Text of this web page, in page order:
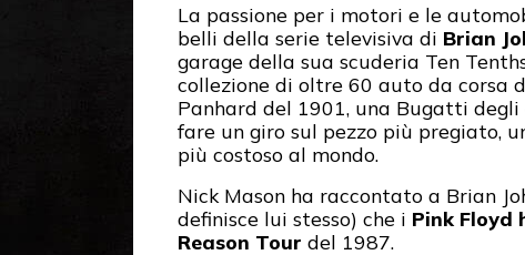
La passione per i motori e le
belli della serie televisiva di Brian
garage della sua scuderia Ten
collezione di oltre 60 auto da corsa
Panhard del 1901, una Bugatti degli
fare un giro sul pezzo più pregiato,
più costoso al mondo.
Nick Mason ha raccontato a Brian
definisce lui stesso) che i Pink Floyd
Reason Tour del 1987.